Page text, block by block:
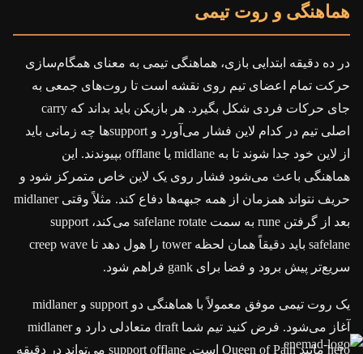
هماهنگی و روت تیمی
در ده دقیقه ابتدایی بازی، هماهنگی تیمی به معنای همگام‌سازی
حرکت تمام اعضای تیم روی نقشه است تا روت‌های جمعی به
جای حرکات فردی شکل بگیرد. هر بازیکن باید بداند که carry
اصلی تیم در کدام لاین فشار می‌آورد و supportها چه زمانی باید
از لاین خود جدا شوند تا به midlane یا offlane بپیوندند. این
هماهنگی باعث می‌شود فشار روی یک لاین خاص متمرکز شود و
حریف نتواند همزمان از همه جبهه‌ها دفاع کند. مثلاً وقتی midlaner
بعد از گرفتن rune به سمت safelane rotate می‌کند، support
safelane باید دقیقاً همان لحظه tower را هول دهد تا creep wave
سریع‌تر پیش برود و فضا برای gank فراهم شود.
یک روت تیمی موفق معمولاً با هماهنگی دو support و midlaner
آغاز می‌شود. فرض کنید تیم شما draft متعادلی دارد و midlaner
hero مانند Queen of Pain است. support offlane می‌تواند در دقیقه